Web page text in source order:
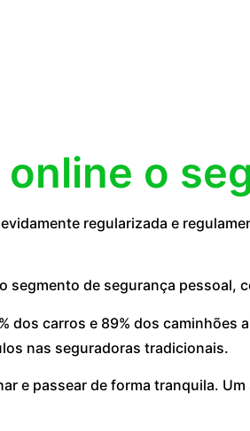
o
regularizada e
segmento de segurança pessoal,
dos carros e 89% dos
nas seguradoras tradicionais.
e passear de forma tranquila.